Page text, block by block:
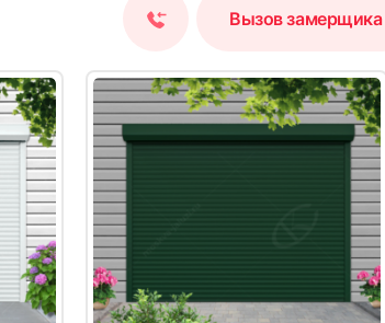
8
Вызов замерщика